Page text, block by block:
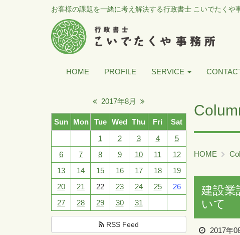
お客様の課題を一緒に考え解決する行政書士 こいでたくや
HOME PROFILE SERVICE
2017年8月
Sun Mon Tue Wed Thu Fri
Sat
1
2 3 4
5
6
7 8 9 10 11
12
13
14 15 16 17 18
19
20
21 22 23 24 25
26
27
28 29 30 31
RSS Feed
HOME
建設
いて
2017年